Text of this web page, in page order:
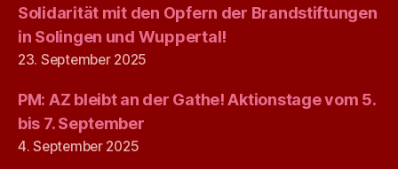
Solidarität mit den Opfern der Brandstiftungen
in Solingen und Wuppertal!
23. September 2025
PM: AZ bleibt an der Gathe! Aktionstage vom 5.
bis 7. September
4. September 2025